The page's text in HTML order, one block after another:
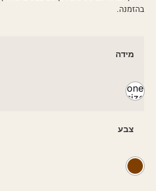
בהזמנה.
מידה
one
size
צבע